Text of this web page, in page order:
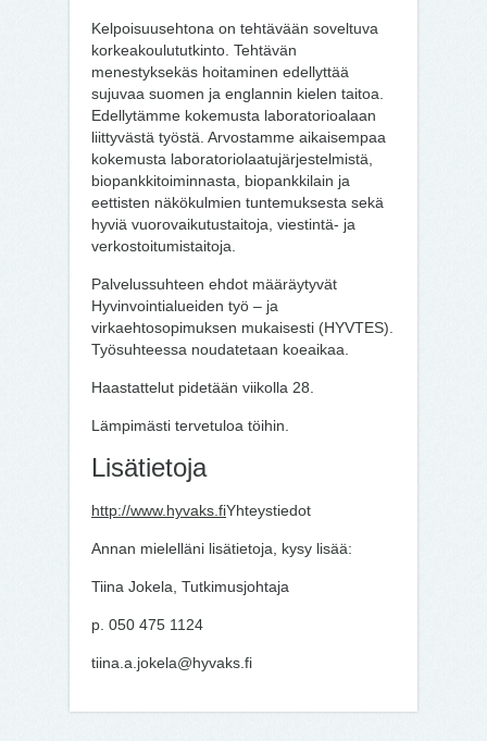
Kelpoisuusehtona on tehtävään soveltuva
korkeakoulututkinto. Tehtävän
menestyksekäs hoitaminen edellyttää
sujuvaa suomen ja englannin kielen taitoa.
Edellytämme kokemusta laboratorioalaan
liittyvästä työstä. Arvostamme aikaisempaa
kokemusta laboratoriolaatujärjestelmistä,
biopankkitoiminnasta, biopankkilain ja
eettisten näkökulmien tuntemuksesta sekä
hyviä vuorovaikutustaitoja, viestintä- ja
verkostoitumistaitoja.
Palvelussuhteen ehdot määräytyvät
Hyvinvointialueiden työ – ja
virkaehtosopimuksen mukaisesti (HYVTES).
Työsuhteessa noudatetaan koeaikaa.
Haastattelut pidetään viikolla 28.
Lämpimästi tervetuloa töihin.
Lisätietoja
http://www.hyvaks.fiYhteystiedot
Annan mielelläni lisätietoja, kysy lisää:
Tiina Jokela, Tutkimusjohtaja
p. 050 475 1124
tiina.a.jokela@hyvaks.fi